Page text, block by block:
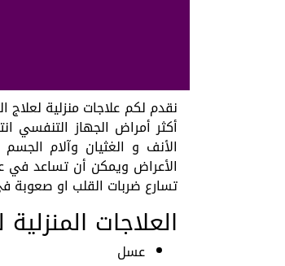
نقدم لكم علاجات منزلية لعلاج
أكثر أمراض الجهاز التنفسي
الأنف و الغثيان وآلام
الأعراض ويمكن أن تساعد في
تسارع ضربات القلب او صعوبة
العلاجات المنزلية
عسل